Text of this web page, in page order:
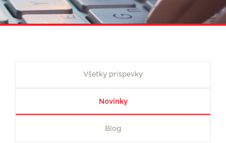
Všetky príspevky
Novinky
Blog